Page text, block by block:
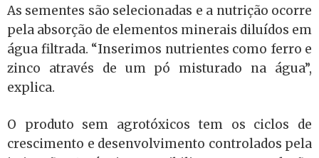
As sementes são selecionadas e a nutrição ocorre
pela absorção de elementos minerais diluídos em
água filtrada. “Inserimos nutrientes como ferro e
zinco através de um pó misturado na água”,
explica.
O produto sem agrotóxicos tem os ciclos de
crescimento e desenvolvimento controlados pela